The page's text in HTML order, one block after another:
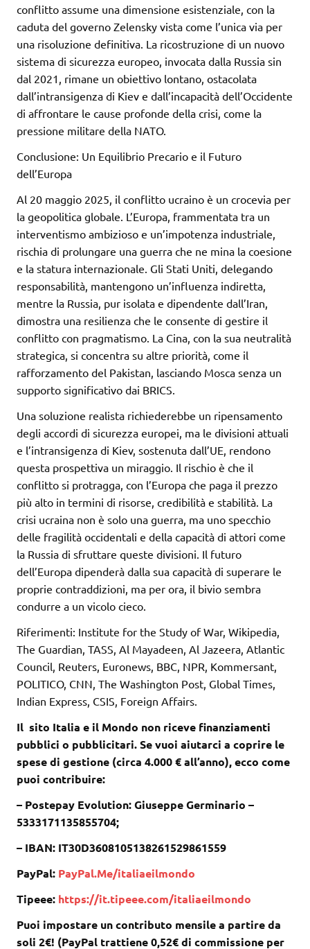
conflitto assume una dimensione esistenziale, con la
caduta del governo Zelensky vista come l’unica via per
una risoluzione definitiva. La ricostruzione di un nuovo
sistema di sicurezza europeo, invocata dalla Russia sin
dal 2021, rimane un obiettivo lontano, ostacolata
dall’intransigenza di Kiev e dall’incapacità dell’Occidente
di affrontare le cause profonde della crisi, come la
pressione militare della NATO.
Conclusione: Un Equilibrio Precario e il Futuro
dell’Europa
Al 20 maggio 2025, il conflitto ucraino è un crocevia per
la geopolitica globale. L’Europa, frammentata tra un
interventismo ambizioso e un’impotenza industriale,
rischia di prolungare una guerra che ne mina la coesione
e la statura internazionale. Gli Stati Uniti, delegando
responsabilità, mantengono un’influenza indiretta,
mentre la Russia, pur isolata e dipendente dall’Iran,
dimostra una resilienza che le consente di gestire il
conflitto con pragmatismo. La Cina, con la sua neutralità
strategica, si concentra su altre priorità, come il
rafforzamento del Pakistan, lasciando Mosca senza un
supporto significativo dai BRICS.
Una soluzione realista richiederebbe un ripensamento
degli accordi di sicurezza europei, ma le divisioni attuali
e l’intransigenza di Kiev, sostenuta dall’UE, rendono
questa prospettiva un miraggio. Il rischio è che il
conflitto si protragga, con l’Europa che paga il prezzo
più alto in termini di risorse, credibilità e stabilità. La
crisi ucraina non è solo una guerra, ma uno specchio
delle fragilità occidentali e della capacità di attori come
la Russia di sfruttare queste divisioni. Il futuro
dell’Europa dipenderà dalla sua capacità di superare le
proprie contraddizioni, ma per ora, il bivio sembra
condurre a un vicolo cieco.
Riferimenti: Institute for the Study of War, Wikipedia,
The Guardian, TASS, Al Mayadeen, Al Jazeera, Atlantic
Council, Reuters, Euronews, BBC, NPR, Kommersant,
POLITICO, CNN, The Washington Post, Global Times,
Indian Express, CSIS, Foreign Affairs.
Il sito Italia e il Mondo non riceve finanziamenti
pubblici o pubblicitari. Se vuoi aiutarci a coprire le
spese di gestione (circa 4.000 € all’anno), ecco come
puoi contribuire:
– Postepay Evolution: Giuseppe Germinario –
5333171135855704;
– IBAN: IT30D3608105138261529861559
PayPal: PayPal.Me/italiaeilmondo
Tipeee: https://it.tipeee.com/italiaeilmondo
Puoi impostare un contributo mensile a partire da
soli 2€! (PayPal trattiene 0,52€ di commissione per